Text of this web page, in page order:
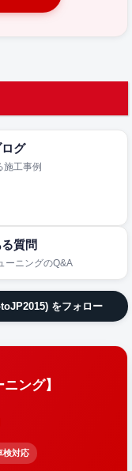
グ
施工事例
質問
ーニングのQ&A
をフォロー
ング】
検対応